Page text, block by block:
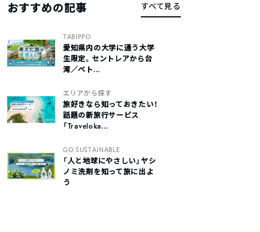
おすすめの記事 すべて見る
TABIPPO
愛知県内の大学に通う大学
生限定。セントレアから台
湾／ベト...
エリアから探す
旅好きなら知っておきたい！
話題の新旅行サービス
「Traveloka...
GO SUSTAINABLE
「人と地球にやさしい」ヤシ
ノミ洗剤を知って旅に出よ
う